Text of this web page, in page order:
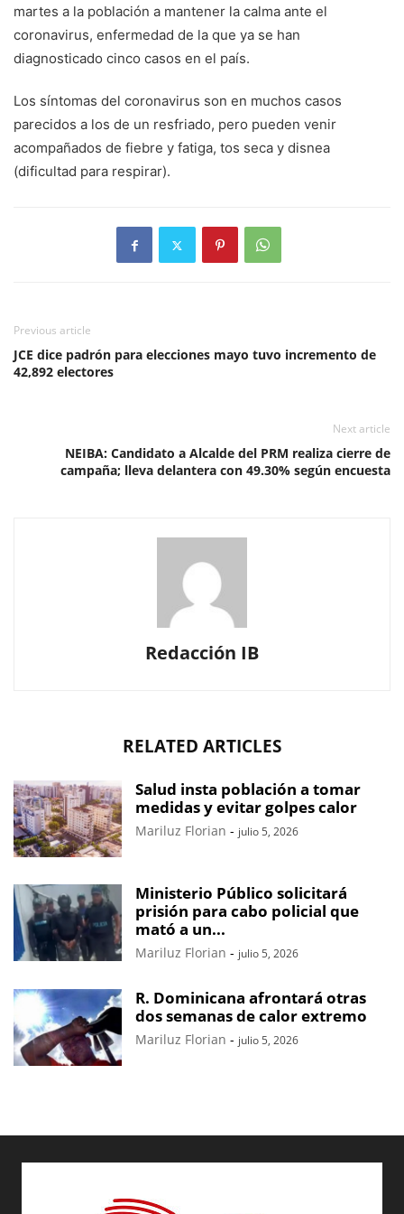
martes a la población a mantener la calma ante el
coronavirus, enfermedad de la que ya se han
diagnosticado cinco casos en el país.
Los síntomas del coronavirus son en muchos casos
parecidos a los de un resfriado, pero pueden venir
acompañados de fiebre y fatiga, tos seca y disnea
(dificultad para respirar).
Previous article
JCE dice padrón para elecciones mayo tuvo incremento de
42,892 electores
Next article
NEIBA: Candidato a Alcalde del PRM realiza cierre de
campaña; lleva delantera con 49.30% según encuesta
Redacción IB
RELATED ARTICLES
Salud insta población a tomar
medidas y evitar golpes calor
Mariluz Florian - julio 5, 2026
Ministerio Público solicitará
prisión para cabo policial que
mató a un...
Mariluz Florian - julio 5, 2026
R. Dominicana afrontará otras
dos semanas de calor extremo
Mariluz Florian - julio 5, 2026